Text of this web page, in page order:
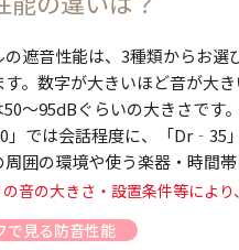
の遮音性能は、3種類からお
す。数字が大きいほど音が大
50～95dBぐらいの大きさです
」では会話程度に、「Dr‐35
周囲の環境や使う楽器・時間
音の大きさ・設置条件等により
で見る防音性能